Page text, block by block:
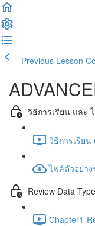
Previous Lesson
วิธีการเรียน และ
วิธีการเรียน
ไฟล์ตัวอย่าง
Review Data
Chapter1-